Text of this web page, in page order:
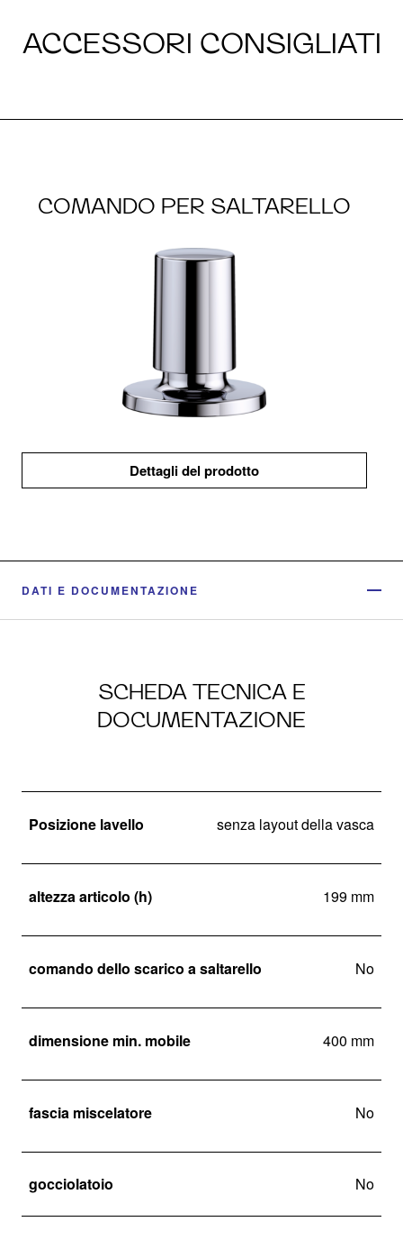
ACCESSORI CONSIGLIATI
COMANDO PER SALTARELLO
Dettagli del prodotto
DATI E DOCUMENTAZIONE
SCHEDA TECNICA E
DOCUMENTAZIONE
Posizione lavello senza layout della vasca
altezza articolo (h) 199 mm
comando dello scarico a saltarello No
dimensione min. mobile 400 mm
fascia miscelatore No
gocciolatoio No